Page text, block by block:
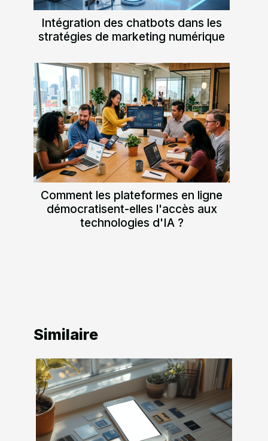
Intégration des chatbots dans les
stratégies de marketing numérique
Comment les plateformes en ligne
démocratisent-elles l'accès aux
technologies d'IA ?
Similaire